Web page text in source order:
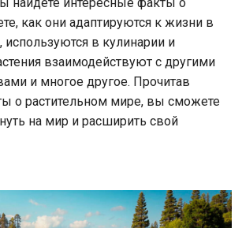
как они адаптируются к жизни в
используются в кулинарии и
взаимодействуют с другими
и многое другое. Прочитав
о растительном мире, вы сможете
на мир и расширить свой